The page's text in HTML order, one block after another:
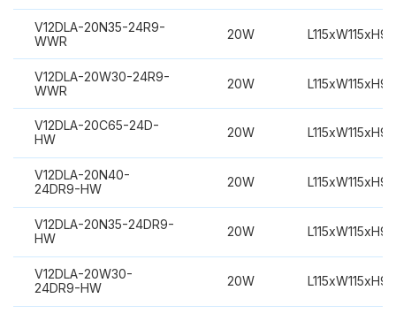
V12DLA-20N35-24R9-
WWR
20W
V12DLA-20W30-24R9-
WWR
20W
V12DLA-20C65-24D-
HW
20W
V12DLA-20N40-
24DR9-HW
20W
V12DLA-20N35-24DR9-
HW
20W
V12DLA-20W30-
24DR9-HW
20W